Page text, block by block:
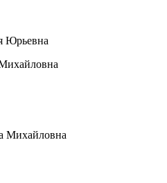
Юрьевна
Михайловна